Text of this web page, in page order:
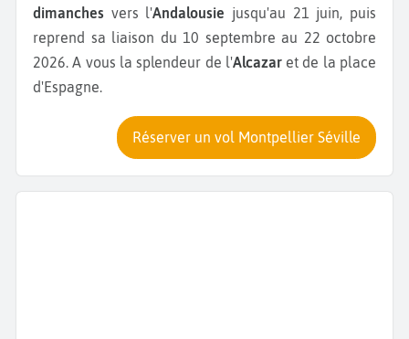
dimanches vers l'Andalousie jusqu'au 21 juin, puis
reprend sa liaison du 10 septembre au 22 octobre
2026. A vous la splendeur de l'Alcazar et de la place
d'Espagne.
Réserver un vol Montpellier Séville